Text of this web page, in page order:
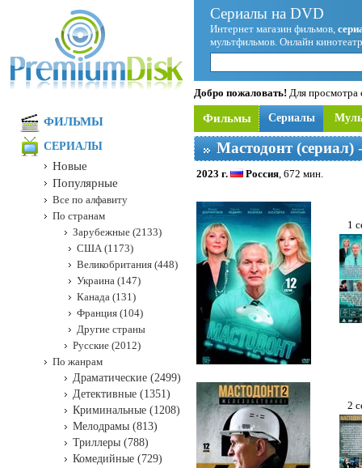
Сериалы на DVD
Интернет магазин фильмов,
мультфильмов. Онлайн
Добро пожаловать! Для просмотра
Фильмы Сериалы
Мастодонт (сериал)
2023 г. Россия, 672 мин.
1
2
ФИЛЬМЫ
СЕРИАЛЫ
Новые
Популярные
Все по алфавиту
По странам
Зарубежные (2133)
США (1173)
Великобритания (448)
Украина (147)
Канада (131)
Франция (104)
Другие страны
Русские (2012)
По жанрам
Драматические (2499)
Детективные (1351)
Криминальные (1208)
Мелодрамы (813)
Триллеры (788)
Комедийные (729)